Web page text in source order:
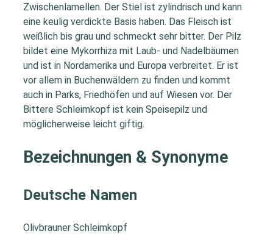
Zwischenlamellen. Der Stiel ist zylindrisch und kann
eine keulig verdickte Basis haben. Das Fleisch ist
weißlich bis grau und schmeckt sehr bitter. Der Pilz
bildet eine Mykorrhiza mit Laub- und Nadelbäumen
und ist in Nordamerika und Europa verbreitet. Er ist
vor allem in Buchenwäldern zu finden und kommt
auch in Parks, Friedhöfen und auf Wiesen vor. Der
Bittere Schleimkopf ist kein Speisepilz und
möglicherweise leicht giftig.
Bezeichnungen & Synonyme
Deutsche Namen
Olivbrauner Schleimkopf